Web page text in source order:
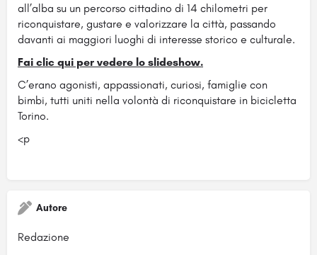
all’alba su un percorso cittadino di 14 chilometri per
riconquistare, gustare e valorizzare la città, passando
davanti ai maggiori luoghi di interesse storico e culturale.
Fai clic qui per vedere lo slideshow.
C’erano agonisti, appassionati, curiosi, famiglie con
bimbi, tutti uniti nella volontà di riconquistare in bicicletta
Torino.
<p
Autore
Redazione